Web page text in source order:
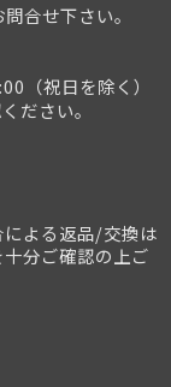
合せ下さい。
（祝日を除く）
ださい。
よる返品/交換は
分ご確認の上ご